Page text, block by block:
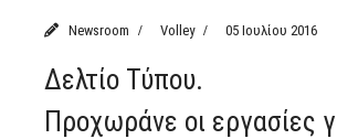
Newsroom Volley 05 Ιουλίου 2016
Δελτίο Τύπου.
Προχωράνε οι εργασίες